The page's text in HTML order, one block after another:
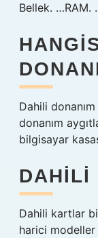
Bellek. …RAM.
Dahili
donanım
bilgisayar
DAHILI
Dahili kartlar
harici modeller